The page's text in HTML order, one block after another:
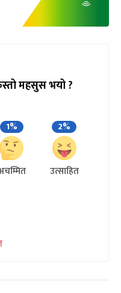
महसुस भयो ?
1% 2%
उत्साहित